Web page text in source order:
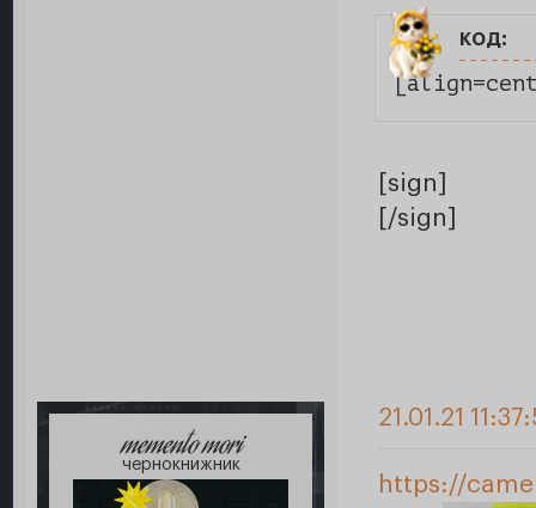
код:
[sign]
[/sign]
memento mori
чернокнижник
21.01.21
https://